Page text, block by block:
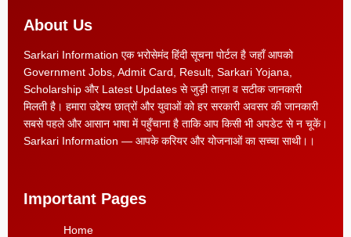
About Us
Sarkari Information एक भरोसेमंद हिंदी सूचना पोर्टल है जहाँ आपको
Government Jobs, Admit Card, Result, Sarkari Yojana,
Scholarship और Latest Updates से जुड़ी ताज़ा व सटीक जानकारी
मिलती है। हमारा उद्देश्य छात्रों और युवाओं को हर सरकारी अवसर की जानकारी
सबसे पहले और आसान भाषा में पहुँचाना है ताकि आप किसी भी अपडेट से न चूकें।
Sarkari Information — आपके करियर और योजनाओं का सच्चा साथी।।
Important Pages
Home